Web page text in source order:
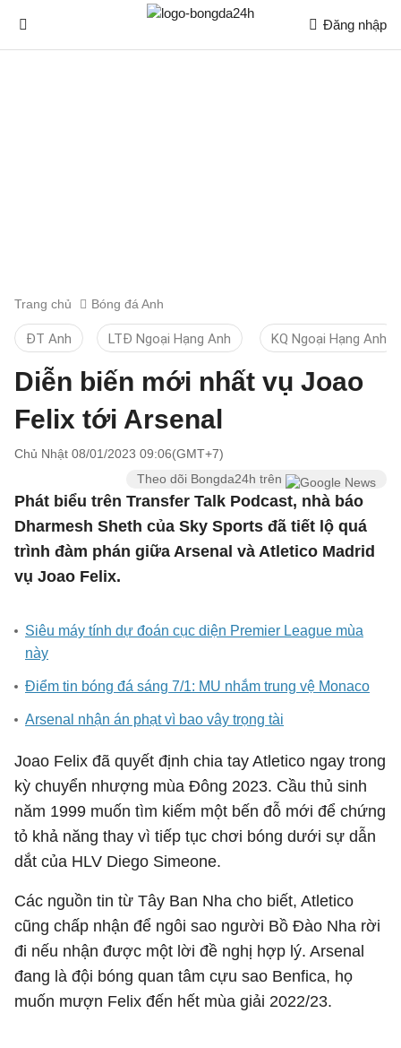
Đăng nhập
Trang chủ Bóng đá Anh
ĐT Anh LTĐ Ngoại Hạng Anh KQ Ngoại Hạng Anh
Diễn biến mới nhất vụ Joao
Felix tới Arsenal
Chủ Nhật 08/01/2023 09:06(GMT+7)
Theo dõi Bongda24h trên
Phát biểu trên Transfer Talk Podcast, nhà báo
Dharmesh Sheth của Sky Sports đã tiết lộ quá
trình đàm phán giữa Arsenal và Atletico Madrid
vụ Joao Felix.
Siêu máy tính dự đoán cục diện Premier League mùa
này
Điểm tin bóng đá sáng 7/1: MU nhắm trung vệ Monaco
Arsenal nhận án phạt vì bao vây trọng tài
Joao Felix đã quyết định chia tay Atletico ngay trong
kỳ chuyển nhượng mùa Đông 2023. Cầu thủ sinh
năm 1999 muốn tìm kiếm một bến đỗ mới để chứng
tỏ khả năng thay vì tiếp tục chơi bóng dưới sự dẫn
dắt của HLV Diego Simeone.
Các nguồn tin từ Tây Ban Nha cho biết, Atletico
cũng chấp nhận để ngôi sao người Bồ Đào Nha rời
đi nếu nhận được một lời đề nghị hợp lý. Arsenal
đang là đội bóng quan tâm cựu sao Benfica, họ
muốn mượn Felix đến hết mùa giải 2022/23.